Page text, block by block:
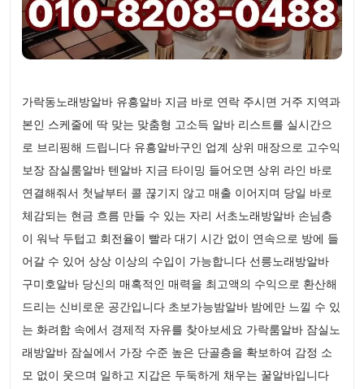
가락동노래방알바 유흥알바 지금 바로 연락 주시면 거주 지역과
본인 스케줄에 딱 맞는 맞춤형 고소득 알바 리스트를 실시간으
로 브리핑해 드립니다 유흥알바구인 업계 상위 매장으로 고수익
보장 잠실룸알바 텐알바 지금 타이밍 들어오면 상위 라인 바로
연결해줘서 첫날부터 콜 끊기지 않고 매출 이어지며 당일 바로
체감되는 현금 흐름 만들 수 있는 자리 서초노래방알바 손님층
이 워낙 두텁고 회전율이 빨라 대기 시간 없이 연속으로 방에 들
어갈 수 있어 상상 이상의 수입이 가능합니다 선릉노래방알바
구미호알바 당신의 매혹적인 매력을 최고액의 수익으로 환산해
드리는 신비로운 공간입니다 초보가능밤알바 밤에만 느낄 수 있
는 화려함 속에서 경제적 자유를 찾아보세요 가락룸알바 잠실노
래방알바 잠실에서 가장 수준 높은 단골층을 확보하여 감정 소
모 없이 웃으며 일하고 지갑은 두둑하게 채우는 꿀알바입니다